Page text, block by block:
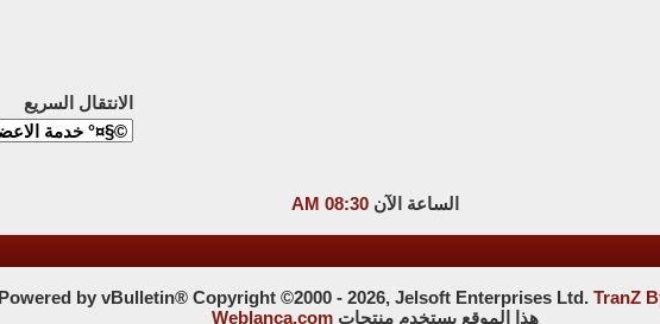
الانتقال السريع
الساعة الآن08:30 AM
Powered by vBulletin® Copyright ©2000 - 2026, Jelsoft Enterprises Ltd. TranZ
هذا الموقع يستخدم منتجاتWeblanca.com